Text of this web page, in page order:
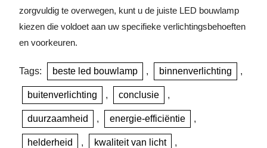
zorgvuldig te overwegen, kunt u de juiste LED bouwlamp
kiezen die voldoet aan uw specifieke verlichtingsbehoeften
en voorkeuren.
Tags: beste led bouwlamp , binnenverlichting ,
buitenverlichting , conclusie ,
duurzaamheid , energie-efficiëntie ,
helderheid , kwaliteit van licht ,